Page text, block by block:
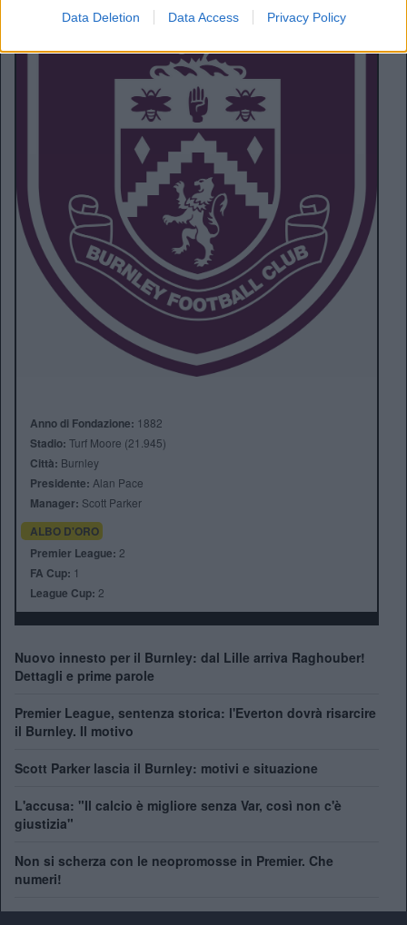
Data Deletion Data Access Privacy Policy
Anno di Fondazione: 1882
Stadio: Turf Moore (21.945)
Città: Burnley
Presidente: Alan Pace
Manager: Scott Parker
ALBO D'ORO
Premier League: 2
FA Cup: 1
League Cup: 2
Nuovo innesto per il Burnley: dal Lille arriva Raghouber!
Dettagli e prime parole
Premier League, sentenza storica: l'Everton dovrà risarcire
il Burnley. Il motivo
Scott Parker lascia il Burnley: motivi e situazione
L'accusa: "Il calcio è migliore senza Var, così non c'è
giustizia"
Non si scherza con le neopromosse in Premier. Che
numeri!